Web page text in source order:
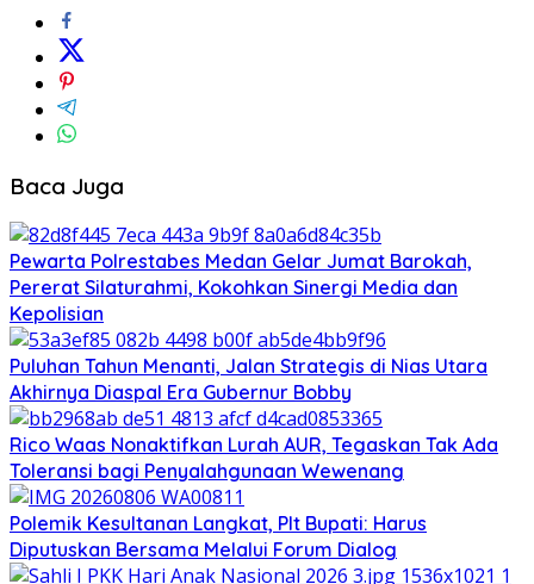
Baca Juga
Pewarta Polrestabes Medan Gelar Jumat Barokah,
Pererat Silaturahmi, Kokohkan Sinergi Media dan
Kepolisian
Puluhan Tahun Menanti, Jalan Strategis di Nias Utara
Akhirnya Diaspal Era Gubernur Bobby
Rico Waas Nonaktifkan Lurah AUR, Tegaskan Tak Ada
Toleransi bagi Penyalahgunaan Wewenang
Polemik Kesultanan Langkat, Plt Bupati: Harus
Diputuskan Bersama Melalui Forum Dialog